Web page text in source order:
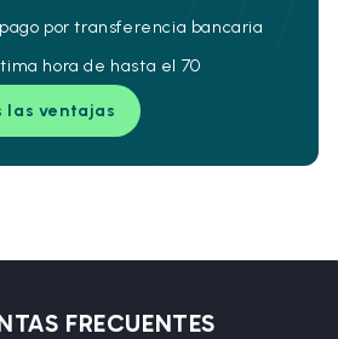
por transferencia bancaria
hora de hasta el 70
las ventajas
FRECUENTES